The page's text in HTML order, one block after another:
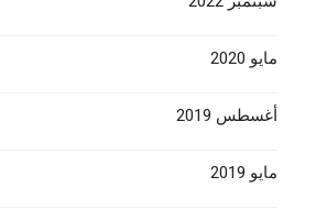
مايو 2020
أغسطس 2019
مايو 2019